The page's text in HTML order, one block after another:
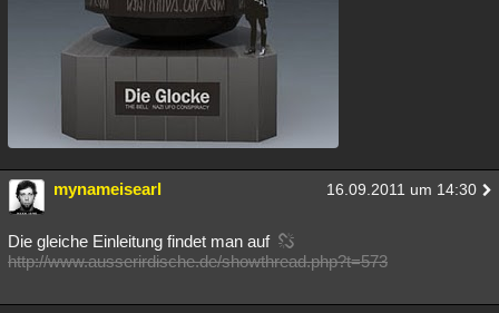
mynameisearl 16.09.2011 um 14:30
Die gleiche Einleitung findet man auf
http://www.ausserirdische.de/showthread.php?t=573